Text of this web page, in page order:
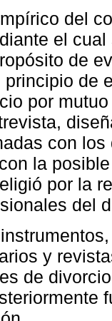
del
el
de
de
por
con
la
por la
del
y
de